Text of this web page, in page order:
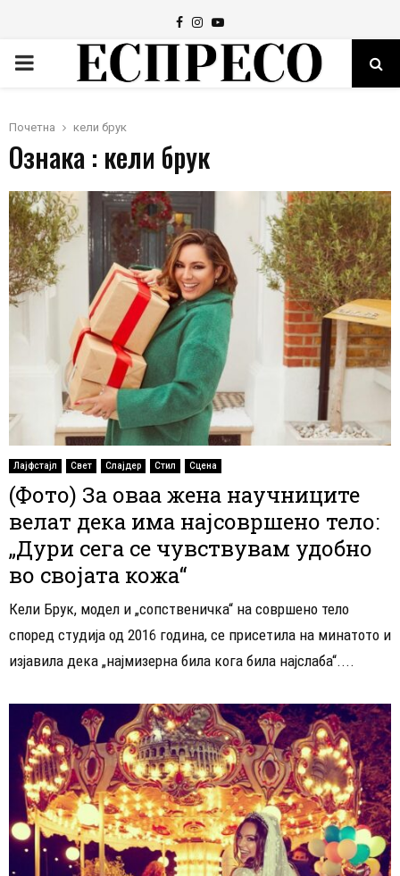
Facebook
Instagram
Youtube
PRIMARY
Почетна кели брук
Ознака : кели брук
Лајфстајл Свет Слајдер Стил Сцена
(Фото) За оваа жена научниците
велат дека има најсовршено тело:
„Дури сега се чувствувам удобно
во својата кожа“
Кели Брук, модел и „сопственичка“ на совршено тело
според студија од 2016 година, се присетила на минатото и
изјавила дека „најмизерна била кога била најслаба“....